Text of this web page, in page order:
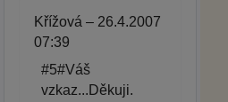
Křížová – 26.4.2007
07:39
#5#Váš
vzkaz...Děkuji.